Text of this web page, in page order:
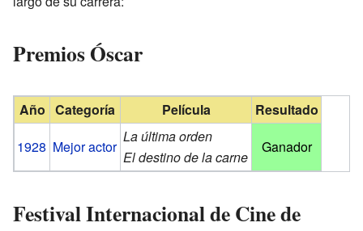
Premios Óscar
Año Categoría Película
Resultado
1928 Mejor actor
La última orden
El destino de la carne
Ganador
Festival Internacional de Cine de